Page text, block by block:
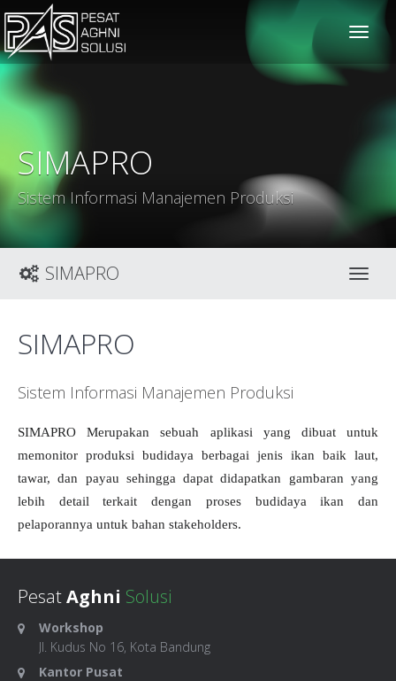
solusiteknis
SIMAPRO
Sistem Informasi Manajemen Produksi
SIMAPRO
SIMAPRO
Sistem Informasi Manajemen Produksi
SIMAPRO Merupakan sebuah aplikasi yang dibuat untuk
memonitor produksi budidaya berbagai jenis ikan baik laut,
tawar, dan payau sehingga dapat didapatkan gambaran yang
lebih detail terkait dengan proses budidaya ikan dan
pelaporannya untuk bahan stakeholders.
PesatAghni Solusi
Workshop
Jl. Kudus No 16, Kota Bandung
Kantor Pusat